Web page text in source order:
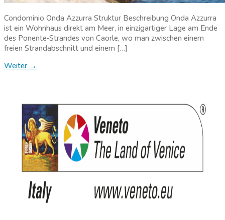
Condominio Onda Azzurra Struktur Beschreibung Onda Azzurra
ist ein Wohnhaus direkt am Meer, in einzigartiger Lage am Ende
des Ponente‑Strandes von Caorle, wo man zwischen einem
freien Strandabschnitt und einem […]
Weiter →